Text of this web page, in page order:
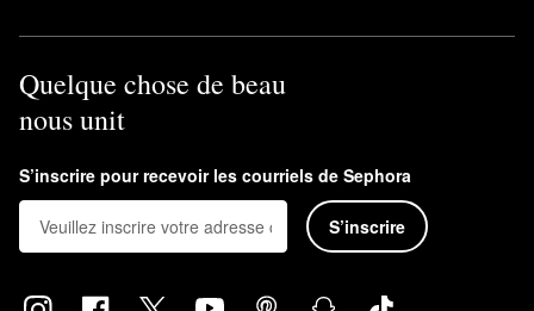
Quelque chose de beau
nous unit
S’inscrire pour recevoir les courriels de Sephora
S’inscrire